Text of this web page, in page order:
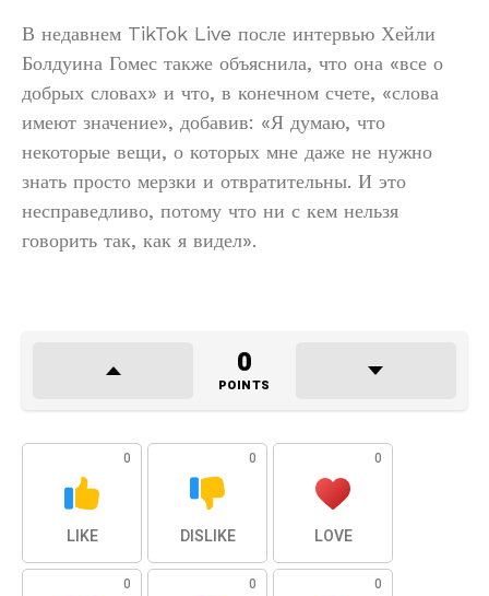
В недавнем TikTok Live после интервью Хейли
Болдуина Гомес также объяснила, что она «все о
добрых словах» и что, в конечном счете, «слова
имеют значение», добавив: «Я думаю, что
некоторые вещи, о которых мне даже не нужно
знать просто мерзки и отвратительны. И это
несправедливо, потому что ни с кем нельзя
говорить так, как я видел».
0
POINTS
0
LIKE
0
DISLIKE
0
LOVE
0 0 0